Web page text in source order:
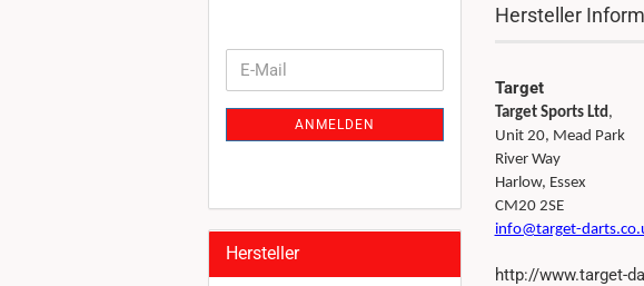
Hersteller
Target
Target Sports Ltd,
Unit 20, Mead Park
River Way
Harlow, Essex
CM20 2SE
info@target-
http://www.target-
ZUR
NEWSLETTER-
ANMELDUNG
E-
Mail
ANMELDEN
Hersteller